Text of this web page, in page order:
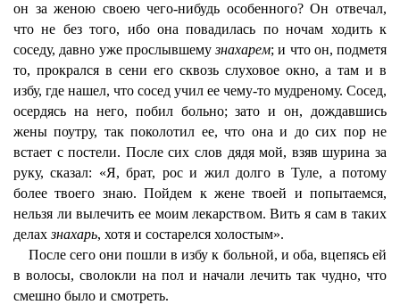
он за женою своею чего-нибудь особенного? Он отвечал,
что не без того, ибо она повадилась по ночам ходить к
соседу, давно уже прослывшемузнахарем; и что он, подметя
то, прокрался в сени его сквозь слуховое окно, а там и в
избу, где нашел, что сосед учил ее чему-то мудреному. Сосед,
осердясь на него, побил больно; зато и он, дождавшись
жены поутру, так поколотил ее, что она и до сих пор не
встает с постели. После сих слов дядя мой, взяв шурина за
руку, сказал: «Я, брат, рос и жил долго в Туле, а потому
более твоего знаю. Пойдем к жене твоей и попытаемся,
нельзя ли вылечить ее моим лекарством. Вить я сам в таких
делахзнахарь, хотя и состарелся холостым».
После сего они пошли в избу к больной, и оба, вцепясь ей
в волосы, сволокли на пол и начали лечить так чудно, что
смешно было и смотреть.